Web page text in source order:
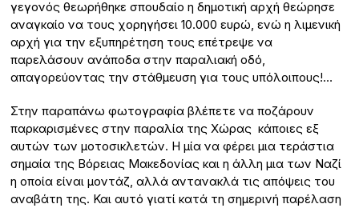
γεγονός θεωρήθηκε σπουδαίο η δημοτική αρχή θεώρησε
αναγκαίο να τους χορηγήσει 10.000 ευρώ, ενώ η λιμενική
αρχή για την εξυπηρέτηση τους επέτρεψε να
παρελάσουν ανάποδα στην παραλιακή οδό,
απαγορεύοντας την στάθμευση για τους υπόλοιπους!…
Στην παραπάνω φωτογραφία βλέπετε να ποζάρουν
παρκαρισμένες στην παραλία της Χώρας κάποιες εξ
αυτών των μοτοσικλετών. Η μία να φέρει μια τεράστια
σημαία της Βόρειας Μακεδονίας και η άλλη μια των Ναζί
η οποία είναι μοντάζ, αλλά αντανακλά τις απόψεις του
αναβάτη της. Και αυτό γιατί κατά τη σημερινή παρέλαση